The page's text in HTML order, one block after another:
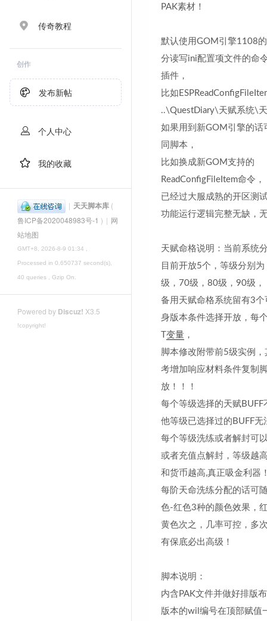
传奇教程
创作
发布新帖
个人中心
我的收藏
| 天天脚本库 (
鲁ICP备2020048983号-1 ) | 网
站地图
GMT+8, 2026-8-9 01:34 ,
Processed in 0.650737 second(s),
40 queries , Gzip On.
Powered by Discuz! X3.5
!copyright!
PAK素材！
默认使用GOM引擎1108
分读写ini配置项文件的命
插件，
比如
..\QuestDiary\天赋系统\
如果用到新GOM引擎的话
同脚本，
比如换成新GOM支持的
ReadConfigFileItem命令，
已经过大服成熟的开区测
功能运行逻辑完整无缺，
天赋命格说明：当前系统
目前开放5个，等级分别
级，70级，80级，90级，
备用天赋命格系统留有3
身版本条件选择开放，每
变量 ，
脚本修改附带前5级实例
考增加响应材料条件复制
放！！！
每个等级选择的天赋BUFF
他等级已选择过的BUFF无
每个等级洗练或者解封可
或者充值点解封，等级越
和货币越高,真正吸金利器
每阶天命洗练分配的话可
色-红色3种的颜色效果，
黄色次之，几率可控，多
有保底必出高级！
脚本说明：
内含PAK文件并做好排版
版本的wil编号在顶部赋值